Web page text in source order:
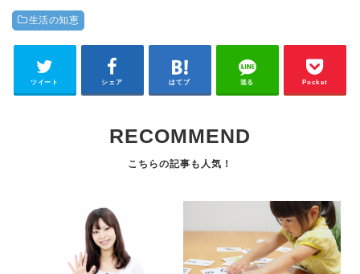
生活の知恵
ツイート シェア はてブ 送る Pocket
RECOMMEND